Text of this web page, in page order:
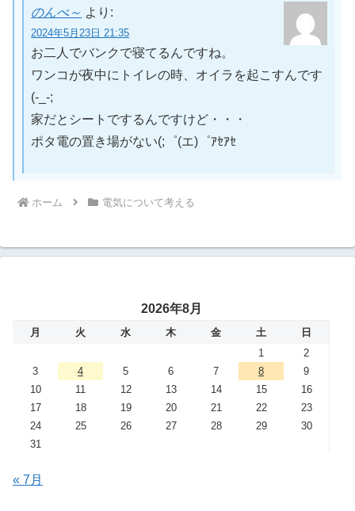
のんべ～ より:
2024年5月23日 21:35
お二人でバンクで寝てるんですね。
ワンコが夜中にトイレの時、オイラを起こすんです
(-_-;
家だとシートでするんですけど・・・
ポタ電の置き場がない(;゜(エ)゜ｱｾｱｾ
ホーム 電気について考える
2026年8月
月 火 水 木 金 土
日
1
2
3
4 5 6 7 8
9
10
11 12 13 14 15
16
17
18 19 20 21 22
23
24
25 26 27 28 29
30
31
« 7月